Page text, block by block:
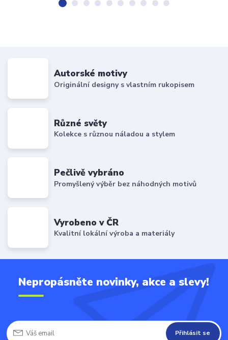
Autorské motivy
Originální designy s vlastním rukopisem
Různé světy
Kolekce s různou náladou a stylem
Pečlivě vybráno
Promyšlený výběr bez náhodných motivů
Vyrobeno v ČR
Kvalitní lokální výroba a materiály
Nepropásněte novinky, akce a slevy!
Přihlásit se